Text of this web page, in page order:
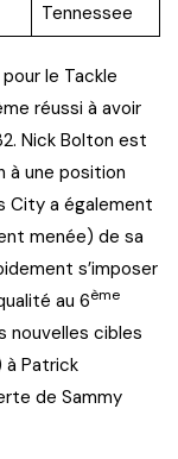
Tennessee
le Tackle
réussi à avoir
Nick Bolton est
à une position
City a également
menée) de sa
s’imposer
au 6ème
nouvelles cibles
à Patrick
de Sammy